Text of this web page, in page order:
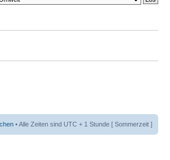
• Alle Zeiten sind UTC + 1 Stunde [ Sommerzeit ]